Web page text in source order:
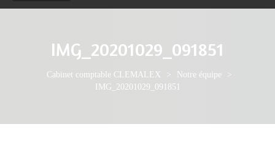
IMG_20201029_091851
Cabinet comptable CLEMALEX > Notre équipe
>
IMG_20201029_091851